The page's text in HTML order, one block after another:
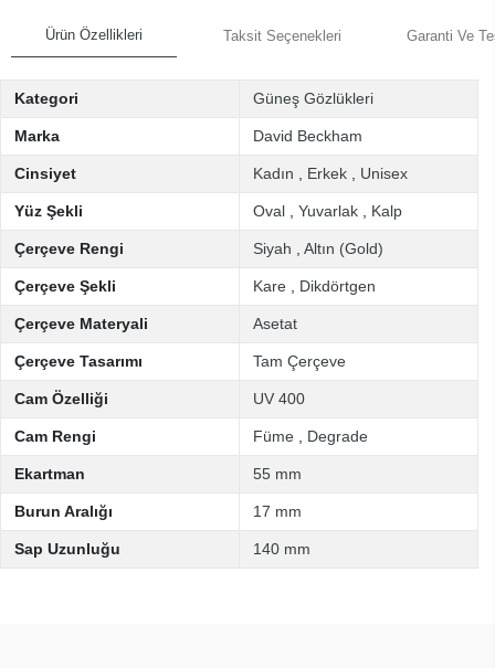
Ürün Özellikleri Taksit Seçenekleri Garanti Ve
Kategori Güneş Gözlükleri
Marka David Beckham
Cinsiyet Kadın Erkek Unisex
Yüz Şekli Oval Yuvarlak Kalp
Çerçeve Rengi Siyah Altın (Gold)
Çerçeve Şekli Kare Dikdörtgen
Çerçeve Materyali Asetat
Çerçeve Tasarımı Tam Çerçeve
Cam Özelliği UV 400
Cam Rengi Füme Degrade
Ekartman 55 mm
Burun Aralığı 17 mm
Sap Uzunluğu 140 mm